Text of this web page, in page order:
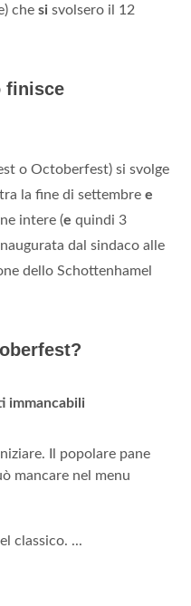
che si svolsero il 12
finisce
o Octoberfest) si svolge
la fine di settembre e
intere (e quindi 3
dal sindaco alle
dello Schottenhamel
immancabili
Il popolare pane
mancare nel menu
classico. ...